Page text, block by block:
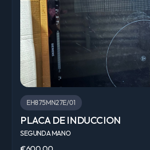
EH875MN27E/01
PLACA DE INDUCCION
SEGUNDA MANO